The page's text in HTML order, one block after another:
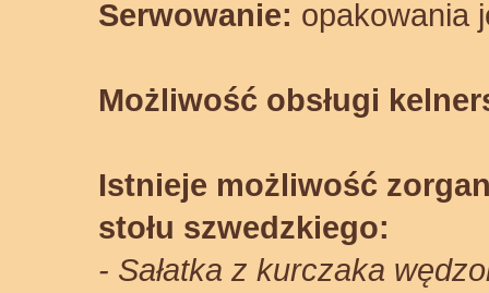
Serwowanie: opakowania
Możliwość obsługi
Istnieje możliwość
stołu szwedzkiego:
- Sałatka z kurczaka